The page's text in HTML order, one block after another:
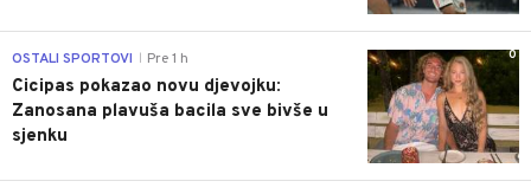
0
OSTALI SPORTOVI Pre 1 h
Cicipas pokazao novu djevojku:
Zanosana plavuša bacila sve bivše u
sjenku